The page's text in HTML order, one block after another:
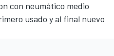
con neumático medio
usado y al final nuevo